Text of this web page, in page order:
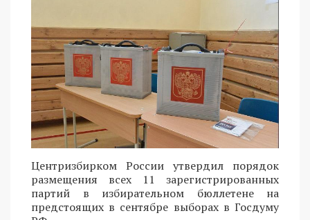
Центризбирком России утвердил порядок
размещения всех 11 зарегистрированных
партий в избирательном бюллетене на
предстоящих в сентябре выборах в Госдуму